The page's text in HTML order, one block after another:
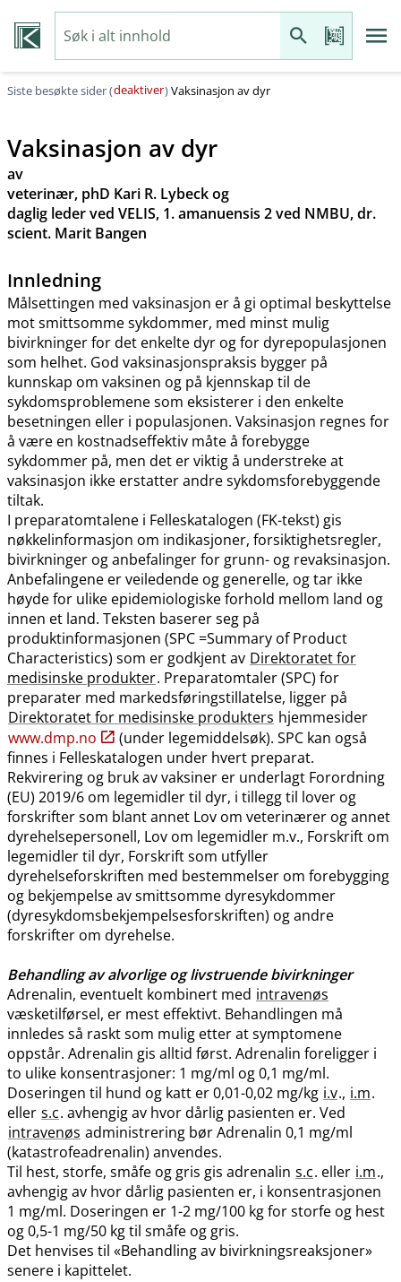
Siste besøkte sider (deaktiver)Vaksinasjon av dyr
Vaksinasjon av dyr
av
veterinær, phD Kari R. Lybeck og
daglig leder ved VELIS, 1. amanuensis 2 ved NMBU, dr.
scient. Marit Bangen
Innledning
Målsettingen med vaksinasjon er å gi optimal beskyttelse
mot smittsomme sykdommer, med minst mulig
bivirkninger for det enkelte dyr og for dyrepopulasjonen
som helhet. God vaksinasjonspraksis bygger på
kunnskap om vaksinen og på kjennskap til de
sykdomsproblemene som eksisterer i den enkelte
besetningen eller i populasjonen. Vaksinasjon regnes for
å være en kostnadseffektiv måte å forebygge
sykdommer på, men det er viktig å understreke at
vaksinasjon ikke erstatter andre sykdomsforebyggende
tiltak.
I preparatomtalene i Felleskatalogen (FK-tekst) gis
nøkkelinformasjon om indikasjoner, forsiktighetsregler,
bivirkninger og anbefalinger for grunn- og revaksinasjon.
Anbefalingene er veiledende og generelle, og tar ikke
høyde for ulike epidemiologiske forhold mellom land og
innen et land. Teksten baserer seg på
produktinformasjonen (SPC =Summary of Product
Characteristics) som er godkjent av Direktoratet for
medisinske produkter. Preparatomtaler (SPC) for
preparater med markedsføringstillatelse, ligger på
Direktoratet for medisinske produkters hjemmesider
www.dmp.no
(under legemiddelsøk). SPC kan også
finnes i Felleskatalogen under hvert preparat.
Rekvirering og bruk av vaksiner er underlagt Forordning
(EU) 2019/6 om legemidler til dyr, i tillegg til lover og
forskrifter som blant annet Lov om veterinærer og annet
dyrehelsepersonell, Lov om legemidler m.v., Forskrift om
legemidler til dyr, Forskrift som utfyller
dyrehelseforskriften med bestemmelser om forebygging
og bekjempelse av smittsomme dyresykdommer
(dyresykdomsbekjempelsesforskriften) og andre
forskrifter om dyrehelse.
Behandling av alvorlige og livstruende bivirkninger
Adrenalin, eventuelt kombinert med intravenøs
væsketilførsel, er mest effektivt. Behandlingen må
innledes så raskt som mulig etter at symptomene
oppstår. Adrenalin gis alltid først. Adrenalin foreligger i
to ulike konsentrasjoner: 1 mg/ml og 0,1 mg​/​ml.
Doseringen til hund og katt er 0,01-0,02 mg/kg i.v., i.m.
eller s.c. avhengig av hvor dårlig pasienten er. Ved
intravenøs administrering bør Adrenalin 0,1 mg/ml
(katastrofeadrenalin) anvendes.
Til hest, storfe, småfe og gris gis adrenalin s.c. eller i.m.,
avhengig av hvor dårlig pasienten er, i konsentrasjonen
1 mg​/​ml. Doseringen er 1-2 mg/100 kg for storfe og hest
og 0,5-1 mg/50 kg til småfe og gris.
Det henvises til «Behandling av bivirkningsreaksjoner»
senere i kapittelet.